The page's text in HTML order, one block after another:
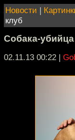
Новости |
клуб
Собака-убийца
02.11.13 00:22 |